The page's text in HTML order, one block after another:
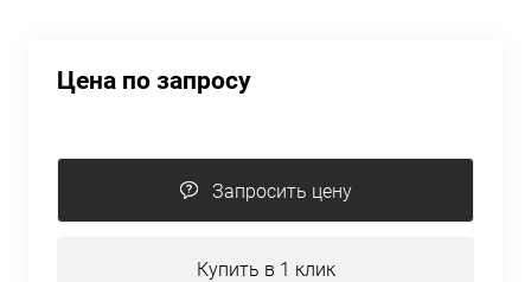
Цена по запросу
Запросить цену
Купить в 1 клик